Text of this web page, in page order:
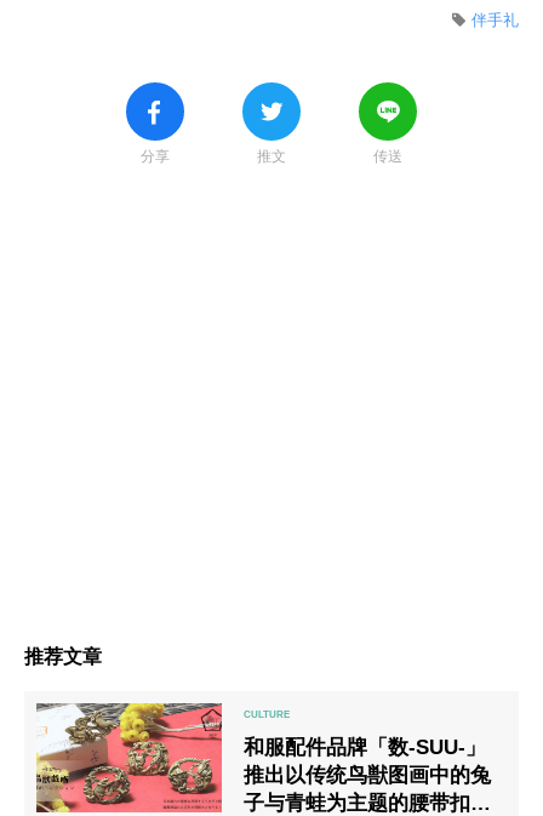
伴手礼
分享 推文 传送
推荐文章
和服配件品牌「数-SUU-」
推出以传统鸟獣图画中的兔
子与青蛙为主题的腰带扣环